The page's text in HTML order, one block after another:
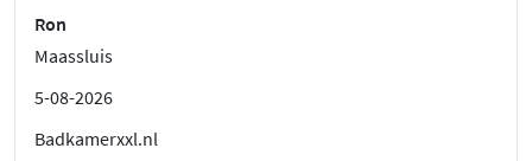
Ron
Maassluis
5-08-2026
Badkamerxxl.nl